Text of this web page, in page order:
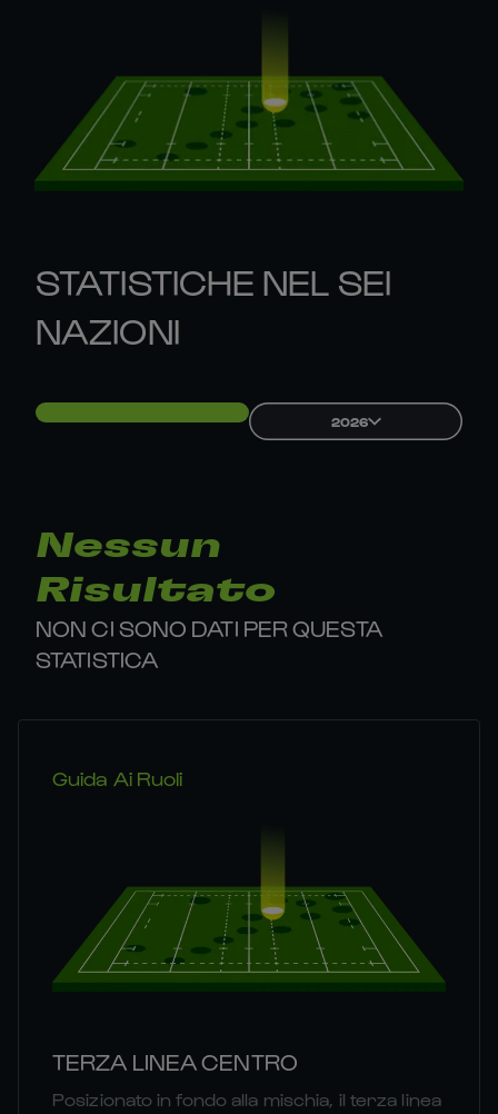
STATISTICHE NEL SEI
NAZIONI
2026
Nessun
Risultato
NON CI SONO DATI PER QUESTA
STATISTICA
Guida Ai Ruoli
TERZA LINEA CENTRO
Posizionato in fondo alla mischia, il terza linea